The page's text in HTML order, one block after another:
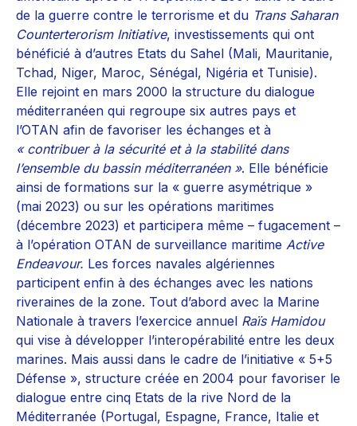
de la guerre contre le terrorisme et du Trans Saharan
Counterterorism Initiative, investissements qui ont
bénéficié à d’autres Etats du Sahel (Mali, Mauritanie,
Tchad, Niger, Maroc, Sénégal, Nigéria et Tunisie).
Elle rejoint en mars 2000 la structure du dialogue
méditerranéen qui regroupe six autres pays et
l’OTAN afin de favoriser les échanges et à
« contribuer à la sécurité et à la stabilité dans
l’ensemble du bassin méditerranéen ». Elle bénéficie
ainsi de formations sur la « guerre asymétrique »
(mai 2023) ou sur les opérations maritimes
(décembre 2023) et participera même – fugacement –
à l’opération OTAN de surveillance maritime Active
Endeavour. Les forces navales algériennes
participent enfin à des échanges avec les nations
riveraines de la zone. Tout d’abord avec la Marine
Nationale à travers l’exercice annuel Raïs Hamidou
qui vise à développer l’interopérabilité entre les deux
marines. Mais aussi dans le cadre de l’initiative « 5+5
Défense », structure créée en 2004 pour favoriser le
dialogue entre cinq Etats de la rive Nord de la
Méditerranée (Portugal, Espagne, France, Italie et